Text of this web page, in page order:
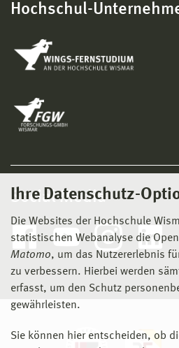
Ihre Datenschutz-
Die Websites der Hochschule
statistischen Webanalyse die
Matomo, um das Nutzererlebnis
zu verbessern. Hierbei werden
erfasst, um den Schutz
gewährleisten.
Sie können hier entscheiden, ob
Hochschul-
Social Media